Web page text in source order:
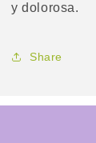
y dolorosa.
Share